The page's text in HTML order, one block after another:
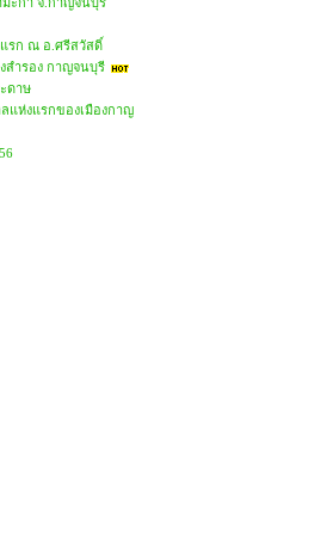
รก ณ อ.ศรีสวัสดิ์
สำรอง กาญจนบุรี
ดาษ
แห่งแรกของเมืองกาญ